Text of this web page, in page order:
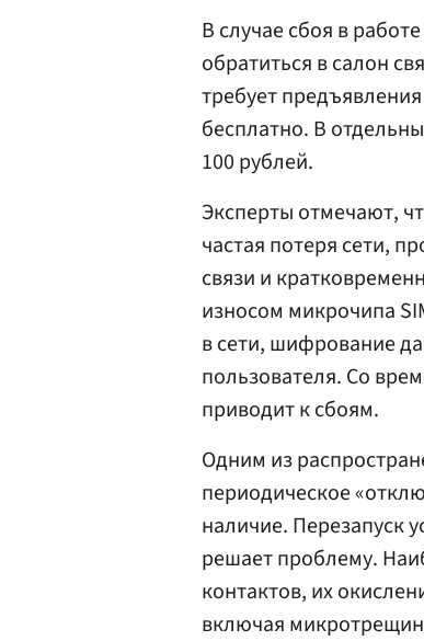
В случае сбоя в
обратиться в салон
требует
бесплатно. В
100 рублей.
Эксперты отмечают,
частая потеря сети,
связи и
износом микрочипа
в сети, шифрование
пользователя. Со
приводит к сбоям.
Одним из
периодическое
наличие. Перезапуск
решает проблему.
контактов, их
включая